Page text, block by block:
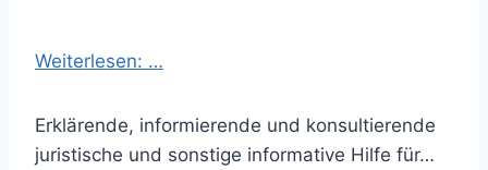
Weiterlesen: …
Erklärende, informierende und konsultierende
juristische und sonstige informative Hilfe für…